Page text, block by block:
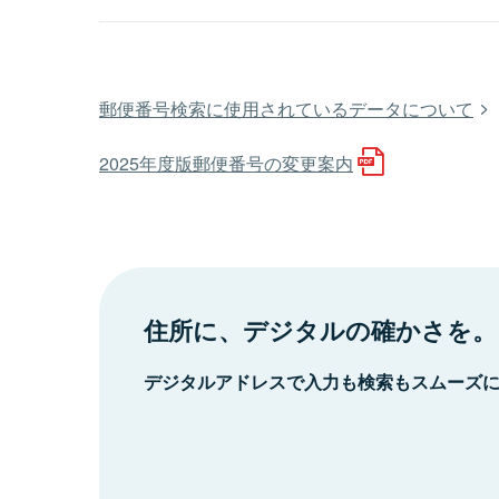
郵便番号検索に使用されているデータについて
2025年度版郵便番号の変更案内
住所に、デジタルの確かさを。
デジタルアドレスで入力も検索もスムーズ